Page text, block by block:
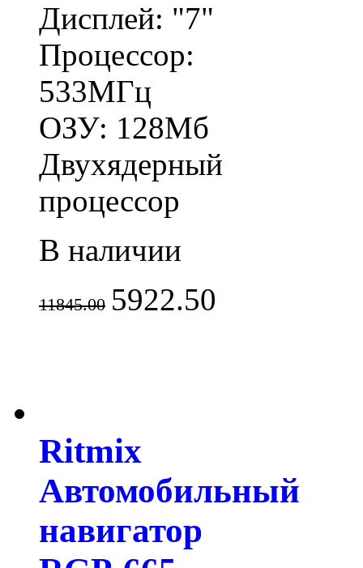
Дисплей: "7"
Процессор:
533МГц
ОЗУ: 128Мб
Двухядерный
процессор
В наличии
11845.00 5922.50
Ritmix
Автомобильный
навигатор